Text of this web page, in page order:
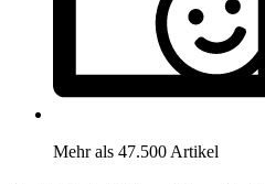
Mehr als 47.500 Artikel